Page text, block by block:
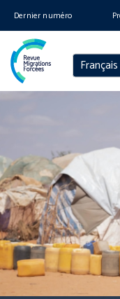
Dernier numéro
Français